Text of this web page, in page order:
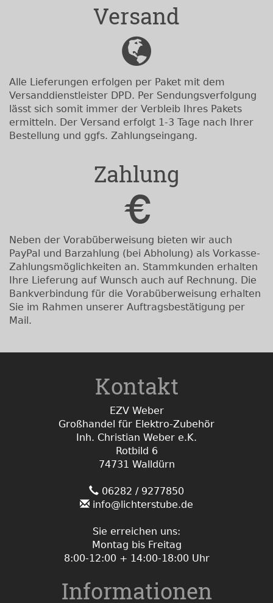
Versand
Alle Lieferungen erfolgen per Paket mit dem
Versanddienstleister DPD. Per Sendungsverfolgung
lässt sich somit immer der Verbleib Ihres Pakets
ermitteln. Der Versand erfolgt 1-3 Tage nach Ihrer
Bestellung und ggfs. Zahlungseingang.
Zahlung
Neben der Vorabüberweisung bieten wir auch
PayPal und Barzahlung (bei Abholung) als Vorkasse-
Zahlungsmöglichkeiten an. Stammkunden erhalten
Ihre Lieferung auf Wunsch auch auf Rechnung. Die
Bankverbindung für die Vorabüberweisung erhalten
Sie im Rahmen unserer Auftragsbestätigung per
Mail.
Kontakt
EZV Weber
Großhandel für Elektro-Zubehör
Inh. Christian Weber e.K.
Rotbild 6
74731 Walldürn
06282 / 9277850
info@lichterstube.de
Sie erreichen uns:
Montag bis Freitag
8:00-12:00 + 14:00-18:00 Uhr
Informationen